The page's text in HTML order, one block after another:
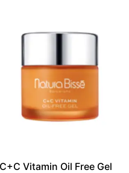
C+C Vitamin Oil Free Gel